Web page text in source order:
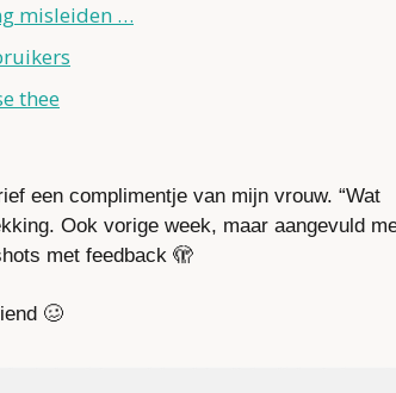
misleiden …
thee
een complimentje van mijn vrouw. “Wat
Ook vorige week, maar aangevuld
met feedback 🫣
🥴